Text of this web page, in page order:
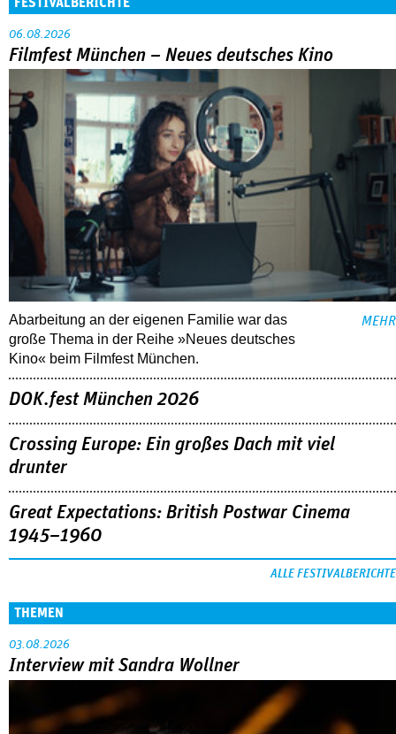
06.08.2026
Filmfest München – Neues deutsches Kino
Abarbeitung an der eigenen Familie war das
große Thema in der Reihe »Neues deutsches
Kino« beim Filmfest München.
MEHR
DOK.fest München 2026
Crossing Europe: Ein großes Dach mit viel
drunter
Great Expectations: British Postwar Cinema
1945–1960
ALLE FESTIVALBERICHTE
THEMEN
03.08.2026
Interview mit Sandra Wollner